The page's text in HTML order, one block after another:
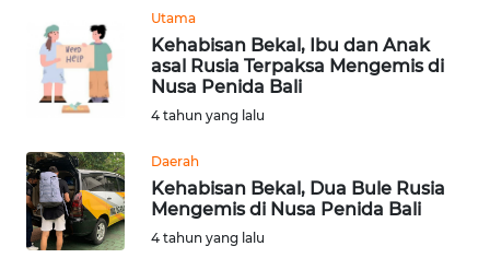
Utama
Kehabisan Bekal, Ibu dan Anak
asal Rusia Terpaksa Mengemis di
Nusa Penida Bali
4 tahun yang lalu
Daerah
Kehabisan Bekal, Dua Bule Rusia
Mengemis di Nusa Penida Bali
4 tahun yang lalu
WN
SULTENG
SULBAR
WN
BABEL